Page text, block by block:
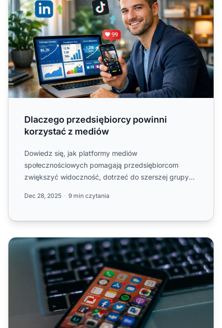
Dlaczego przedsiębiorcy powinni
korzystać z mediów
Dowiedz się, jak platformy mediów
społecznościowych pomagają przedsiębiorcom
zwiększyć widoczność, dotrzeć do szerszej grupy
Dec 28, 2025 9 min czytania
10 kroków do zbudowania marki w mediach